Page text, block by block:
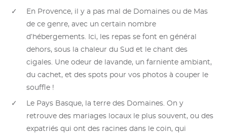
En Provence, il y a pas mal de Domaines ou de Mas
de ce genre, avec un certain nombre
d’hébergements. Ici, les repas se font en général
dehors, sous la chaleur du Sud et le chant des
cigales. Une odeur de lavande, un farniente ambiant,
du cachet, et des spots pour vos photos à couper le
souffle !
Le Pays Basque, la terre des Domaines. On y
retrouve des mariages locaux le plus souvent, ou des
expatriés qui ont des racines dans le coin, qui